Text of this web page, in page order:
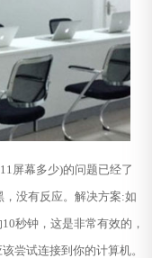
屏幕多少)的问题已经了
没有反应。解决方案:如
秒钟，这是非常有效的，
尝试连接到你的计算机。